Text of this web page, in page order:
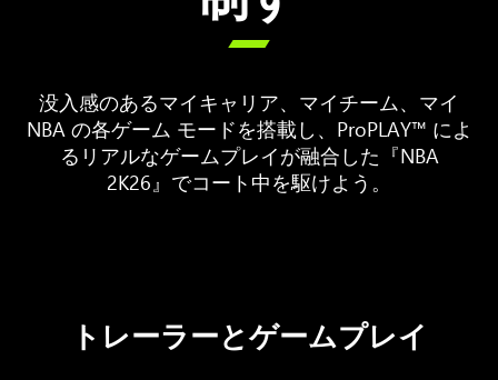

没入感のあるマイキャリア、マイチーム、マイ
NBA の各ゲーム モードを搭載し、ProPLAY™ によ
るリアルなゲームプレイが融合した『NBA
2K26』でコート中を駆けよう。
トレーラーとゲームプレイ